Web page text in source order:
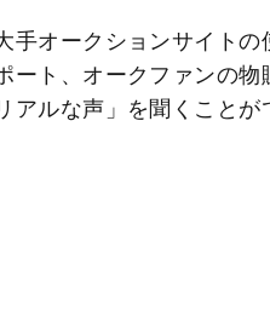
手オークションサイトの
ート、オークファンの物
アルな声」を聞くことが